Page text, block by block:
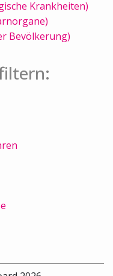
Krankheiten)
Bevölkerung)